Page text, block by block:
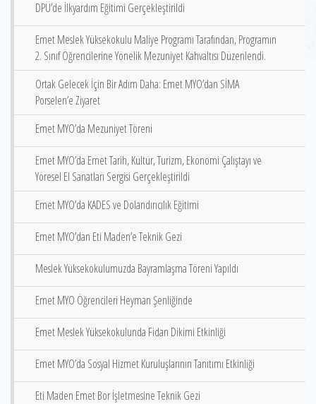
DPÜ’de İlkyardım Eğitimi Gerçekleştirildi
Emet Meslek Yüksekokulu Maliye Programı Tarafından, Programın
2. Sınıf Öğrencilerine Yönelik Mezuniyet Kahvaltısı Düzenlendi.
Ortak Gelecek İçin Bir Adım Daha: Emet MYO’dan SİMA
Porselen’e Ziyaret
Emet MYO’da Mezuniyet Töreni
Emet MYO’da Emet Tarih, Kültür, Turizm, Ekonomi Çalıştayı ve
Yöresel El Sanatları Sergisi Gerçekleştirildi
Emet MYO’da KADES ve Dolandırıcılık Eğitimi
Emet MYO’dan Eti Maden’e Teknik Gezi
Meslek Yüksekokulumuzda Bayramlaşma Töreni Yapıldı
Emet MYO Öğrencileri Heyman Şenliğinde
Emet Meslek Yüksekokulunda Fidan Dikimi Etkinliği
Emet MYO’da Sosyal Hizmet Kuruluşlarının Tanıtımı Etkinliği
Eti Maden Emet Bor İşletmesine Teknik Gezi